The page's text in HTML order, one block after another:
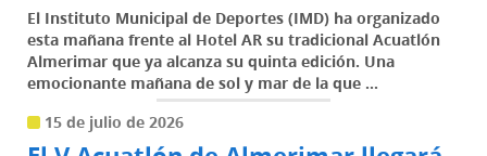
El Instituto Municipal de Deportes (IMD) ha organizado
esta mañana frente al Hotel AR su tradicional Acuatlón
Almerimar que ya alcanza su quinta edición. Una
emocionante mañana de sol y mar de la que ...
15 de julio de 2026